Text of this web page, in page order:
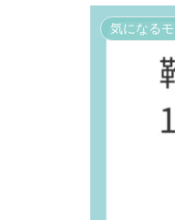
気になるモ